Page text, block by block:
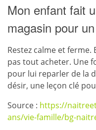
Mon enfant fait
magasin pour
Restez calme et ferme.
pas tout acheter. Une
pour lui reparler de la
désir, une leçon clé
Source : https://
ans/vie-famille/bg-